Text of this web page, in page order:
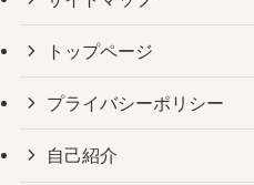
トップページ
プライバシーポリシー
自己紹介